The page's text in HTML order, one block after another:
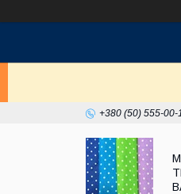
+380 (50) 555-00-